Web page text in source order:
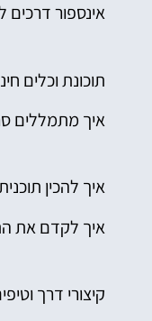
אינספור דרכים
תוכונת וכלים
איך מתמללים
איך להכין
איך לקדם את
קיצורי דרך